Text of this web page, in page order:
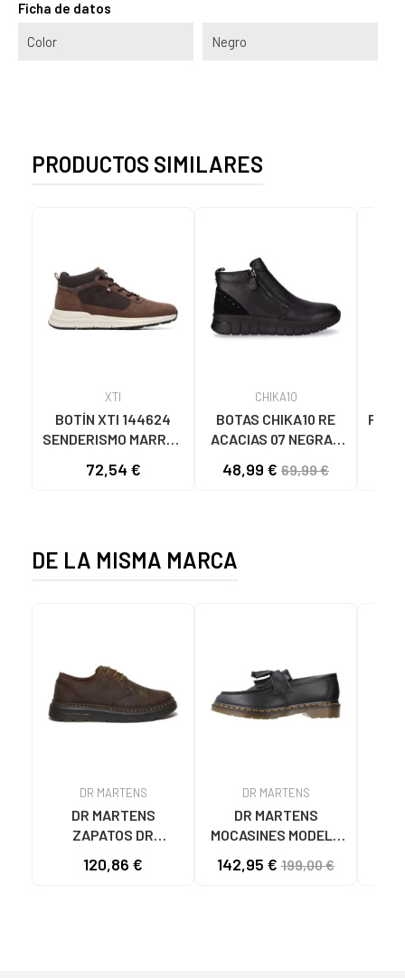
Ficha de datos
Color Negro
PRODUCTOS SIMILARES
XTI
BOTÍN XTI 144624
SENDERISMO MARRÓN
72,54 €
CHIKA10
BOTAS CHIKA10 RE
ACACIAS 07 NEGRAS
48,99 € 69,99 €
DE LA MISMA MARCA
DR MARTENS
DR MARTENS
ZAPATOS DR
MARRÓN PARA
120,86 €
DR MARTENS
DR MARTENS
MOCASINES MODELO
NEGRO BLACK
142,95 € 199,00 €